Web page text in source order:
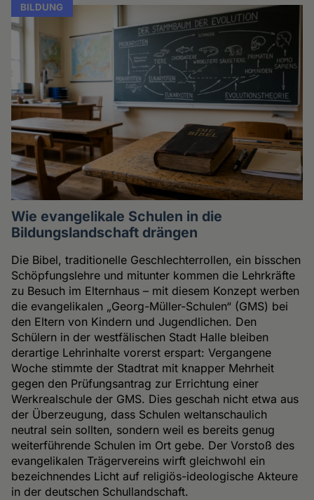
BILDUNG
Wie evangelikale Schulen in die
Bildungslandschaft drängen
Die Bibel, traditionelle Geschlechterrollen, ein bisschen
Schöpfungslehre und mitunter kommen die Lehrkräfte
zu Besuch im Elternhaus – mit diesem Konzept werben
die evangelikalen „Georg-Müller-Schulen“ (GMS) bei
den Eltern von Kindern und Jugendlichen. Den
Schülern in der westfälischen Stadt Halle bleiben
derartige Lehrinhalte vorerst erspart: Vergangene
Woche stimmte der Stadtrat mit knapper Mehrheit
gegen den Prüfungsantrag zur Errichtung einer
Werkrealschule der GMS. Dies geschah nicht etwa aus
der Überzeugung, dass Schulen weltanschaulich
neutral sein sollten, sondern weil es bereits genug
weiterführende Schulen im Ort gebe. Der Vorstoß des
evangelikalen Trägervereins wirft gleichwohl ein
bezeichnendes Licht auf religiös-ideologische Akteure
in der deutschen Schullandschaft.